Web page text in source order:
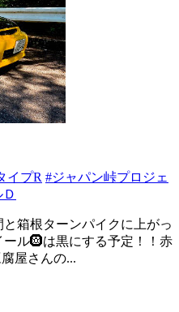
イプR #ジャパン峠プロジェ
箱根ターンパイクに上がっ
ル🛞は黒にする予定！！赤
屋さんの...